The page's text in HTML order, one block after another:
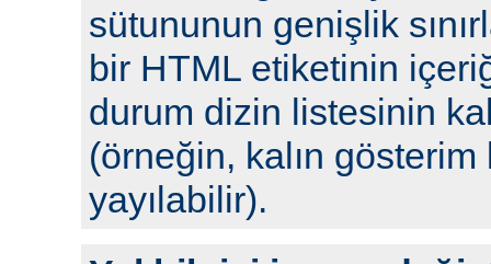
sütununun genişlik
bir HTML etiketinin
durum dizin listesinin
(örneğin, kalın
yayılabilir).